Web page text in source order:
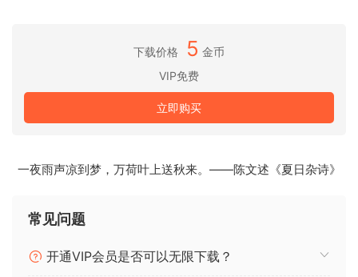
Visual Studio 2015-2022
https://bogrendigital.com/collections/all/pr
oducts/irdx-core
安装和替换（带补丁）
IRDX Core | Speaker Dynamics
responses. Simply add IRDX Core after your guitar amp or
IR loader plugin and discover the natural movement, the
3D sensation, the slightly jagged edges, and the
unpredictability you could previously only obtain by
下载价格 5 金币
VIP免费
立即购买
一夜雨声凉到梦，万荷叶上送秋来。——陈文述《夏日杂诗》
常见问题
开通VIP会员是否可以无限下载？